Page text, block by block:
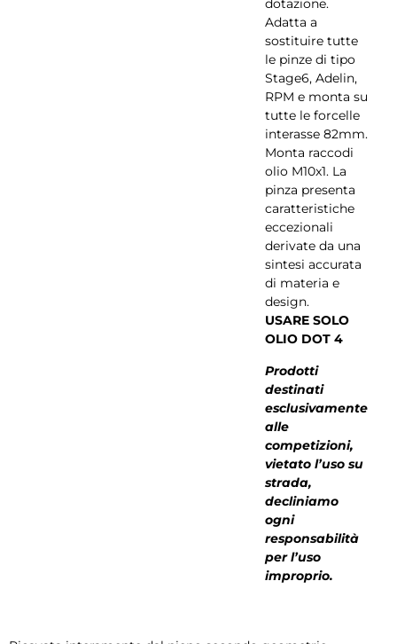
dotazione.
Adatta a
sostituire tutte
le pinze di tipo
Stage6, Adelin,
RPM e monta su
tutte le forcelle
interasse 82mm.
Monta raccodi
olio M10x1. La
pinza presenta
caratteristiche
eccezionali
derivate da una
sintesi accurata
di materia e
design.
USARE SOLO
OLIO DOT 4
Prodotti
destinati
esclusivamente
alle
competizioni,
vietato l’uso su
strada,
decliniamo
ogni
responsabilità
per l’uso
improprio.